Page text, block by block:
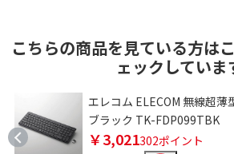
こちらの商品を見ている方は
ェックしていま
エレコム ELECOM 無線超薄
ブラック TK-FDP099TBK
￥3,021302ポイント